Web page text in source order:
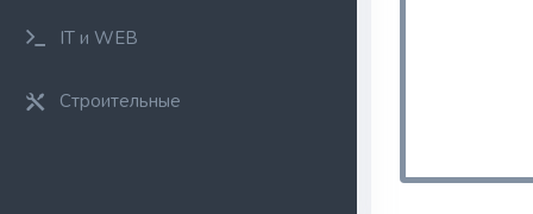
IT и WEB
Строительные